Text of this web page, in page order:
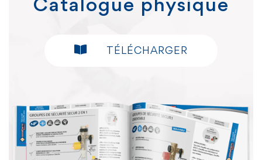
Catalogue physique
TÉLÉCHARGER